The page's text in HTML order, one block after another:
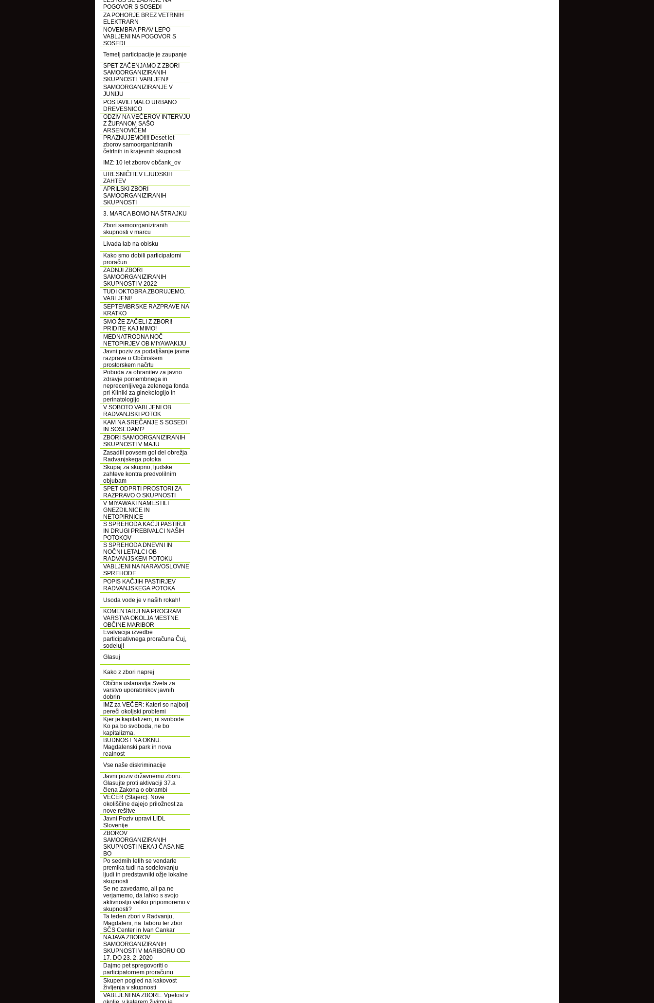
POGOVOR S SOSEDI
ZA POHORJE BREZ VETRNIH
ELEKTRARN
NOVEMBRA PRAV LEPO
VABLJENI NA POGOVOR S
SOSEDI
Temelj participacije je zaupanje
SPET ZAČENJAMO Z ZBORI
SAMOORGANIZIRANIH
SKUPNOSTI. VABLJENI!
SAMOORGANIZIRANJE V
JUNIJU
POSTAVILI MALO URBANO
DREVESNICO
ODZIV NA VEČEROV INTERVJU
Z ŽUPANOM SAŠO
ARSENOVIČEM
PRAZNUJEMO!!!! Deset let
zborov samoorganiziranih
četrtnih in krajevnih skupnosti
IMZ: 10 let zborov občank_ov
URESNIČITEV LJUDSKIH
ZAHTEV
APRILSKI ZBORI
SAMOORGANIZIRANIH
SKUPNOSTI
3. MARCA BOMO NA ŠTRAJKU
Zbori samoorganiziranih
skupnosti v marcu
Livada lab na obisku
Kako smo dobili participatorni
proračun
ZADNJI ZBORI
SAMOORGANIZIRANIH
SKUPNOSTI V 2022
TUDI OKTOBRA ZBORUJEMO.
VABLJENI!
SEPTEMBRSKE RAZPRAVE NA
KRATKO
SMO ŽE ZAČELI Z ZBORI!
PRIDITE KAJ MIMO!
MEDNATRODNA NOČ
NETOPIRJEV OB MIYAWAKIJU
Javni poziv za podaljšanje javne
razprave o Občinskem
prostorskem načrtu
Pobuda za ohranitev za javno
zdravje pomembnega in
neprecenljivega zelenega fonda
pri Kliniki za ginekologijo in
perinatologijo
V SOBOTO VABLJENI OB
RADVANJSKI POTOK
KAM NA SREČANJE S SOSEDI
IN SOSEDAMI?
ZBORI SAMOORGANIZIRANIH
SKUPNOSTI V MAJU
Zasadili povsem gol del obrežja
Radvanjskega potoka
Skupaj za skupno, ljudske
zahteve kontra predvolilnim
objubam
SPET ODPRTI PROSTORI ZA
RAZPRAVO O SKUPNOSTI
V MIYAWAKI NAMESTILI
GNEZDILNICE IN
NETOPIRNICE
S SPREHODA KAČJI PASTIRJI
IN DRUGI PREBIVALCI NAŠIH
POTOKOV
S SPREHODA DNEVNI IN
NOČNI LETALCI OB
RADVANJSKEM POTOKU
VABLJENI NA NARAVOSLOVNE
SPREHODE
POPIS KAČJIH PASTIRJEV
RADVANJSKEGA POTOKA
Usoda vode je v naših rokah!
KOMENTARJI NA PROGRAM
VARSTVA OKOLJA MESTNE
OBČINE MARIBOR
Evalvacija izvedbe
participativnega proračuna Čuj,
sodeluj!
Glasuj
Kako z zbori naprej
Občina ustanavlja Sveta za
varstvo uporabnikov javnih
dobrin
IMZ za VEČER: Kateri so najbolj
pereči okoljski problemi
Kjer je kapitalizem, ni svobode.
Ko pa bo svoboda, ne bo
kapitalizma.
BUDNOST NA OKNU:
Magdalenski park in nova
realnost
Vse naše diskriminacije
Javni poziv državnemu zboru:
Glasujte proti aktivaciji 37.a
člena Zakona o obrambi
VEČER (Štajerc): Nove
okoliščine dajejo priložnost za
nove rešitve
Javni Poziv upravi LIDL
Slovenije
ZBOROV
SAMOORGANIZIRANIH
SKUPNOSTI NEKAJ ČASA NE
BO
Po sedmih letih se vendarle
premika tudi na sodelovanju
ljudi in predstavniki ožje lokalne
skupnosti
Se ne zavedamo, ali pa ne
verjamemo, da lahko s svojo
aktivnostjo veliko pripomoremo v
skupnosti?
Ta teden zbori v Radvanju,
Magdaleni, na Taboru ter zbor
SČS Center in Ivan Cankar
NAJAVA ZBOROV
SAMOORGANIZIRANIH
SKUPNOSTI V MARIBORU OD
17. DO 23. 2. 2020
Dajmo pet spregovoriti o
participatornem proračunu
Skupen pogled na kakovost
življenja v skupnosti
VABLJENI NA ZBORE: Vpetost v